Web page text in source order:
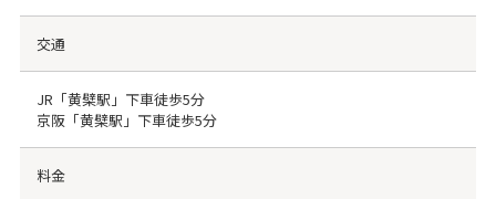
交通
JR「黄檗駅」下車徒歩5分
京阪「黄檗駅」下車徒歩5分
料金